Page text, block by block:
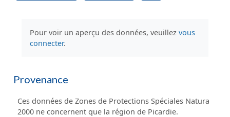
Pour voir un aperçu des données, veuillez vous
connecter.
Provenance
Ces données de Zones de Protections Spéciales Natura
2000 ne concernent que la région de Picardie.